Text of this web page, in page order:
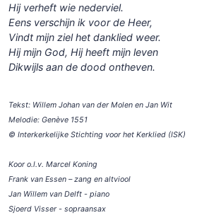
Hij verheft wie nederviel.
Eens verschijn ik voor de Heer,
Vindt mijn ziel het danklied weer.
Hij mijn God, Hij heeft mijn leven
Dikwijls aan de dood ontheven.
Tekst: Willem Johan van der Molen en Jan Wit
Melodie: Genève 1551
© Interkerkelijke Stichting voor het Kerklied (ISK)
Koor o.l.v. Marcel Koning
Frank van Essen – zang en altviool
Jan Willem van Delft - piano
Sjoerd Visser - sopraansax